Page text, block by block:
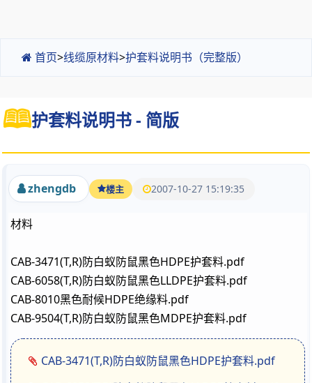
首页>线缆原材料>护套料说明书（完整版）
护套料说明书 - 简版
zhengdb 楼主 2007-10-27 15:19:35
材料
CAB-3471(T,R)防白蚁防鼠黑色HDPE护套料.pdf
CAB-6058(T,R)防白蚁防鼠黑色LLDPE护套料.pdf
CAB-8010黑色耐候HDPE绝缘料.pdf
CAB-9504(T,R)防白蚁防鼠黑色MDPE护套料.pdf
CAB-3471(T,R)防白蚁防鼠黑色HDPE护套料.pdf